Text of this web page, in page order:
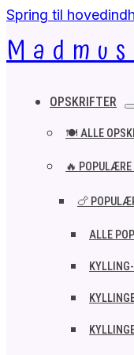
Spring til
OPSKRIFTER
🍽️ ALLE
🔥 POPULÆRE
🍗
ALLE